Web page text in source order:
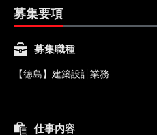
募集要項
募集職種
【徳島】建築設計業務
仕事内容